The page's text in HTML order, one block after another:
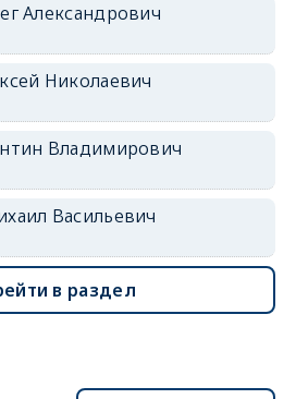
Александрович
Николаевич
Владимирович
Васильевич
в раздел